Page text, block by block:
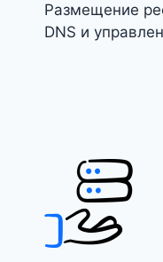
Размещение
DNS и